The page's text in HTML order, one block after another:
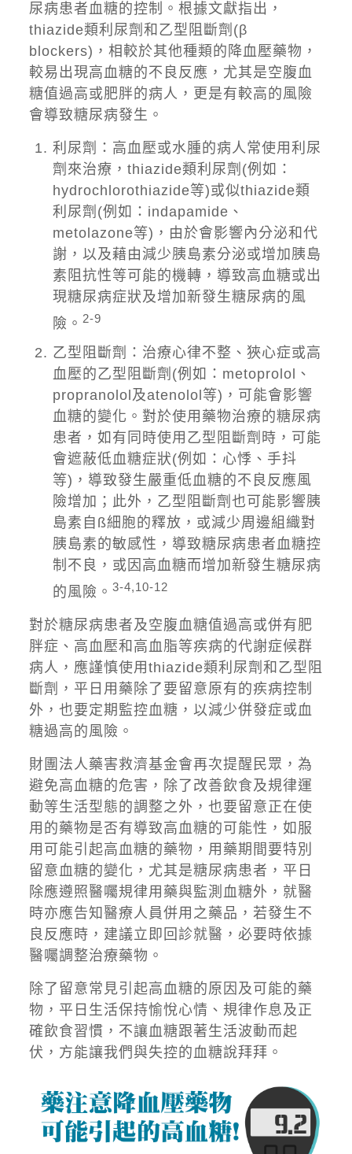
尿病患者血糖的控制。根據文獻指出，
thiazide類利尿劑和乙型阻斷劑(β
blockers)，相較於其他種類的降血壓藥物，
較易出現高血糖的不良反應，尤其是空腹血
糖值過高或肥胖的病人，更是有較高的風險
會導致糖尿病發生。
利尿劑：高血壓或水腫的病人常使用利尿
劑來治療，thiazide類利尿劑(例如：
hydrochlorothiazide等)或似thiazide類
利尿劑(例如：indapamide、
metolazone等)，由於會影響內分泌和代
謝，以及藉由減少胰島素分泌或增加胰島
素阻抗性等可能的機轉，導致高血糖或出
現糖尿病症狀及增加新發生糖尿病的風
險。 2-9
乙型阻斷劑：治療心律不整、狹心症或高
血壓的乙型阻斷劑(例如：metoprolol、
propranolol及atenolol等)，可能會影響
血糖的變化。對於使用藥物治療的糖尿病
患者，如有同時使用乙型阻斷劑時，可能
會遮蔽低血糖症狀(例如：心悸、手抖
等)，導致發生嚴重低血糖的不良反應風
險增加；此外，乙型阻斷劑也可能影響胰
島素自ß細胞的釋放，或減少周邊組織對
胰島素的敏感性，導致糖尿病患者血糖控
制不良，或因高血糖而增加新發生糖尿病
的風險。 3-4,10-12
對於糖尿病患者及空腹血糖值過高或併有肥
胖症、高血壓和高血脂等疾病的代謝症候群
病人，應謹慎使用thiazide類利尿劑和乙型阻
斷劑，平日用藥除了要留意原有的疾病控制
外，也要定期監控血糖，以減少併發症或血
糖過高的風險。
財團法人藥害救濟基金會再次提醒民眾，為
避免高血糖的危害，除了改善飲食及規律運
動等生活型態的調整之外，也要留意正在使
用的藥物是否有導致高血糖的可能性，如服
用可能引起高血糖的藥物，用藥期間要特別
留意血糖的變化，尤其是糖尿病患者，平日
除應遵照醫囑規律用藥與監測血糖外，就醫
時亦應告知醫療人員併用之藥品，若發生不
良反應時，建議立即回診就醫，必要時依據
醫囑調整治療藥物。
除了留意常見引起高血糖的原因及可能的藥
物，平日生活保持愉悅心情、規律作息及正
確飲食習慣，不讓血糖跟著生活波動而起
伏，方能讓我們與失控的血糖說拜拜。